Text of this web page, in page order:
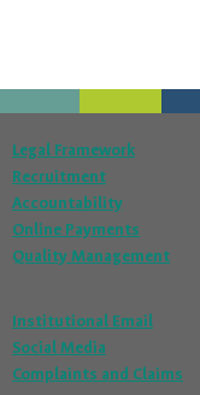
Legal Framework
Recruitment
Accountability
Online Payments
Quality Management
Institutional Email
Social Media
Complaints and Claims